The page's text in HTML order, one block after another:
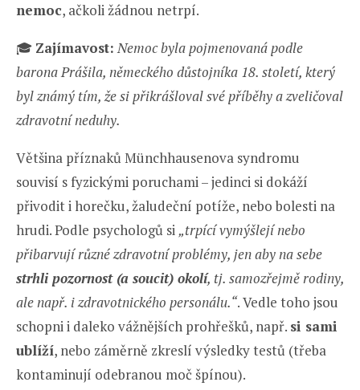
nemoc, ačkoli žádnou netrpí.
🎓 Zajímavost: Nemoc byla pojmenovaná podle
barona Prášila, německého důstojníka 18. století, který
byl známý tím, že si přikrášloval své příběhy a zveličoval
zdravotní neduhy.
Většina příznaků Münchhausenova syndromu
souvisí s fyzickými poruchami – jedinci si dokáží
přivodit i horečku, žaludeční potíže, nebo bolesti na
hrudi. Podle psychologů si„trpící vymýšlejí nebo
přibarvují různé zdravotní problémy, jen aby na sebe
strhli pozornost (a soucit) okolí, tj. samozřejmě rodiny,
ale např. i zdravotnického personálu.“. Vedle toho jsou
schopni i daleko vážnějších prohřešků, např. si sami
ublíží, nebo záměrně zkreslí výsledky testů (třeba
kontaminují odebranou moč špínou).